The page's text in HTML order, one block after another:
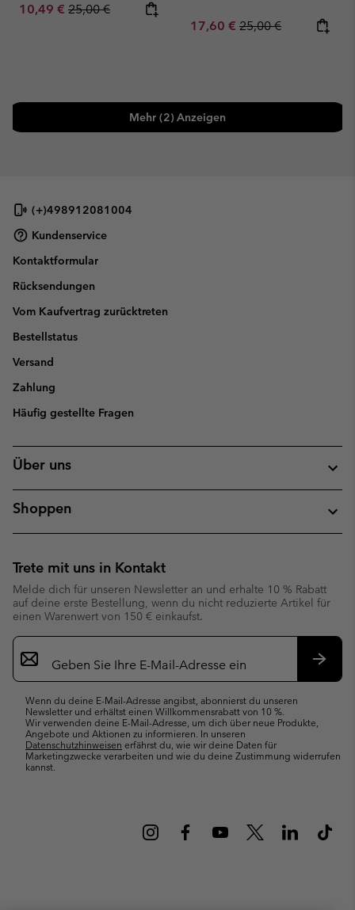
Sale price:
10,49 € Regular price:
25,00 €
Sale price:
17,60 € Regular price:
25,00 €
Mehr (2) Anzeigen
(+)498912081004
Kundenservice
Kontaktformular
Rücksendungen
Vom Kaufvertrag zurücktreten
Bestellstatus
Versand
Zahlung
Häufig gestellte Fragen
Über uns
Shoppen
Trete mit uns in Kontakt
Melde dich für unseren Newsletter an und erhalte 10 % Rabatt
auf deine erste Bestellung, wenn du nicht reduzierte Artikel für
einen Warenwert von 150 € einkaufst.
Newsletter-
Anmeldung
Wenn du deine E-Mail-Adresse angibst, abonnierst du unseren
Newsletter und erhältst einen Willkommensrabatt von 10 %.
Wir verwenden deine E-Mail-Adresse, um dich über neue Produkte,
Angebote und Aktionen zu informieren. In unseren
Datenschutzhinweisen erfährst du, wie wir deine Daten für
Marketingzwecke verarbeiten und wie du deine Zustimmung widerrufen
kannst.